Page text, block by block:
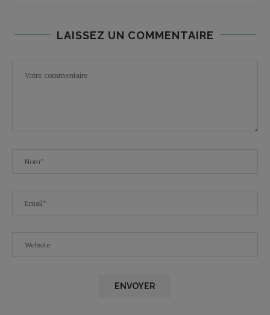
LAISSEZ UN COMMENTAIRE